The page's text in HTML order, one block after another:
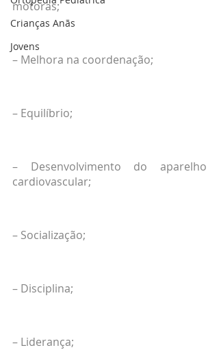
Crianças Anãs
Jovens
motoras;
– Melhora na coordenação;
– Equilíbrio;
– Desenvolvimento do aparelho
cardiovascular;
– Socialização;
– Disciplina;
– Liderança;